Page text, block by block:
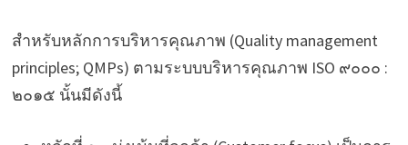
สำหรับหลักการบริหารคุณภาพ (Quality management
principles; QMPs) ตามระบบบริหารคุณภาพ ISO ๙๐๐๐ :
๒๐๑๕ นั้นมีดังนี้